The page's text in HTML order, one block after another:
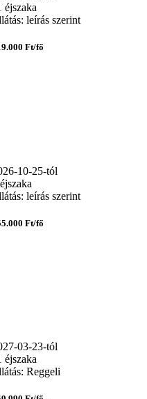
éjszaka
leírás szerint
Ft/fő
10-25-tól
leírás szerint
Ft/fő
03-23-tól
éjszaka
Reggeli